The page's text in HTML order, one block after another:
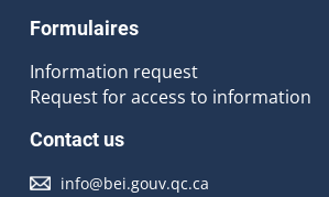
Formulaires
Information request
Request for access to information
Contact us
info@bei.gouv.qc.ca